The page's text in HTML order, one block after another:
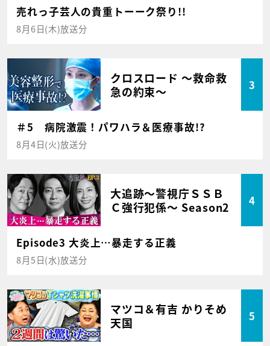
売れっ子芸人の貴重トーーク祭り!!
8月6日(木)放送分
クロスロード ～救命救
急の約束～
3
＃5 病院激震！パワハラ＆医療事故!?
8月4日(火)放送分
大追跡～警視庁ＳＳＢ
Ｃ強行犯係～ Season2
4
Episode3 大炎上…暴走する正義
8月5日(水)放送分
マツコ＆有吉 かりそめ
天国
5